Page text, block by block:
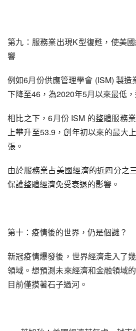
第九：服務業出現K型復甦，使美
響
例如6月份供應管理學會 (ISM) 製造
下降至46，為2020年5月以來最低
相比之下，6月份 ISM 的整體服務
上攀升至53.9，創年初以來的最大
張。
由於服務業占美國經濟的近四分之
保護整體經濟免受衰退的影響。
第十：疫情後的世界，仍是個謎？
新冠疫情爆發後，世界經濟走入了
領域。想預測未來經濟和金融領域
目前僅摸著石子過河。